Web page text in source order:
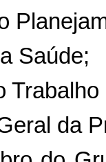
Saúde;
da